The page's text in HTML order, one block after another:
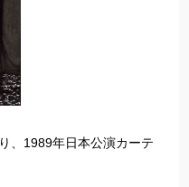
、1989年日本公演カーテ